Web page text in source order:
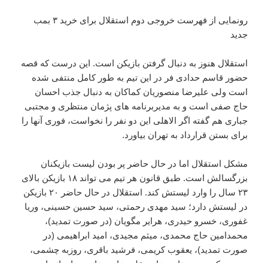
رونمایی از فهرست خروجی دوم استقلال برای خرید ۳ بمب
جدید
استقلال هنوز به دنبال گرفتن بازیکن است. این درست که قصه
حضور قاسم حدادی فر در این تیم به طور کامل منتفی شده
است ولی علیرضا منصوریان کماکان به دنبال جذب احسان
حاج صفی است و به مدیربرنامه های پژمان منتظری و مجتبی
جباری هم گفته اگر الاهلی این دو نفر را نخواست، فوری آنها را
برای بستن قرارداد به تهران بیاورد.
مشکل استقلال اما در حال حاضر پر بودن لیست بازیکنان
بزرگسالش است. طبق قانون هر تیم می تواند ۱۸ بازیکن بالای
۲۳ سال را وارد لیستش کند. استقلال در حال حاضر ۲۰ بازیکن
در لیستش دارد؛ سید مهدی رحمتی، سید حسین حسینی، وریا
غفوری، خسرو حیدری، هرایر مگویان (در صورت تمدید)،
محمدامین حاج محمدی، میثم مجیدی، امید ابراهیمی (در
صورت تمدید)، یعقوب کریمی، فرشید باقری، روزبه چشمی،